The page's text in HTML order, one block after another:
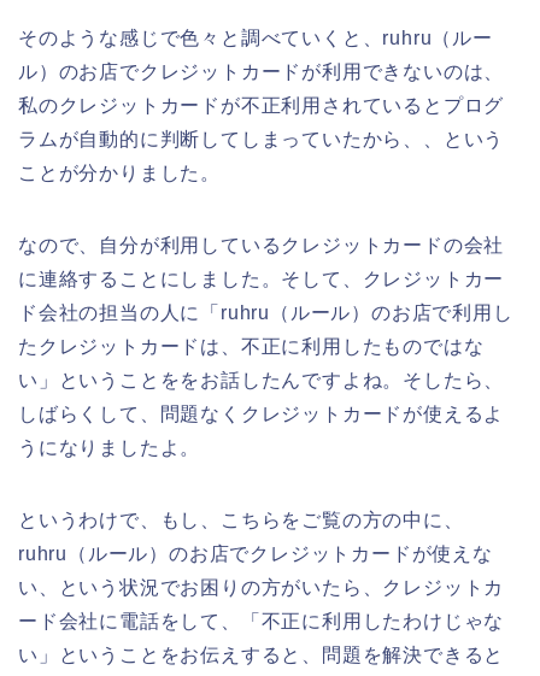
そのような感じで色々と調べていくと、ruhru（ルー
ル）のお店でクレジットカードが利用できないのは、
私のクレジットカードが不正利用されているとプログ
ラムが自動的に判断してしまっていたから、、という
ことが分かりました。
なので、自分が利用しているクレジットカードの会社
に連絡することにしました。そして、クレジットカー
ド会社の担当の人に「ruhru（ルール）のお店で利用し
たクレジットカードは、不正に利用したものではな
い」ということををお話したんですよね。そしたら、
しばらくして、問題なくクレジットカードが使えるよ
うになりましたよ。
というわけで、もし、こちらをご覧の方の中に、
ruhru（ルール）のお店でクレジットカードが使えな
い、という状況でお困りの方がいたら、クレジットカ
ード会社に電話をして、「不正に利用したわけじゃな
い」ということをお伝えすると、問題を解決できると